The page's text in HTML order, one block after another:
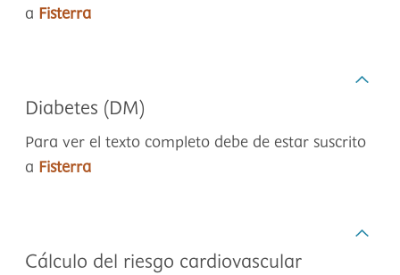
a Fisterra
Diabetes (DM)
Para ver el texto completo debe de estar suscrito
a Fisterra
Cálculo del riesgo cardiovascular